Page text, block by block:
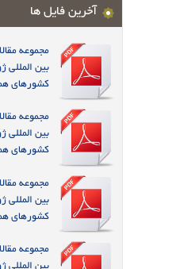
آخرین فایل ها
مجموعه
بین المللی
کشورهای
مجموعه
بین المللی
کشورهای
مجموعه
بین المللی
کشورهای
مجموعه